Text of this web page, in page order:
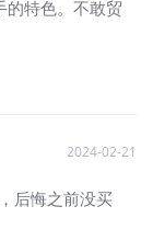
的特色。不敢贸
2024-02-21
后悔之前没买